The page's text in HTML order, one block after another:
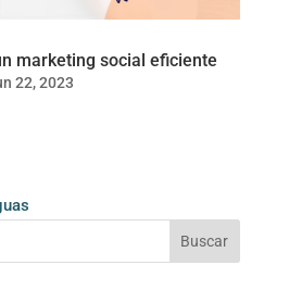
marketing social eficiente
22, 2023
Buscar